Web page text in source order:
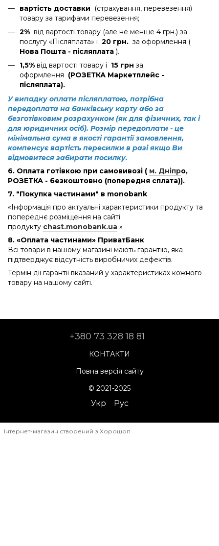
вартість доставки (страхування, перевезення)
товару за тарифами перевезення;
2% від вартості товару (але не менше 4 грн.) за
послугу «Післяплата» і 20 грн. за оформлення (
Нова Пошта - післяплата ).
1,5% від вартості товару і 15 грн за
оформлення (РОЗЕТКА Маркетплейс -
післяплата).
У випадку оплати післяплатою, потрібна
передоплата на банківську карту або за
безготівковим розрахунком (як для фізичних, так і
для юридичних осіб). Розмір передоплати - це
мінімальна сума в якості гарантії замовлення,
компенсує вартість пересилки в разі якщо Ви
відмовитеся забирати посилку.
6. Оплата готівкою при самовивозі ( м. Дніпро,
РОЗЕТКА - безкоштовно (попередня сплата)).
7. "Покупка частинами" в monobank
«Інформація про актуальні характеристики продукту та
попереднє розміщення на сайті
продукту chast.monobank.ua »
8. «Оплата частинами» ПриватБанк
Всі товари в нашому магазині мають гарантію, яка
підтверджує відсутність виробничих дефектів.
Термін дії гарантії вказаний у характеристиках кожного
товару на нашому сайті.
+380 73 328 18 81
КОНТАКТИ
Повна версія сайту
© 2021-2025
Укр Рус
Інтернет-магазин створений з Хорошоп